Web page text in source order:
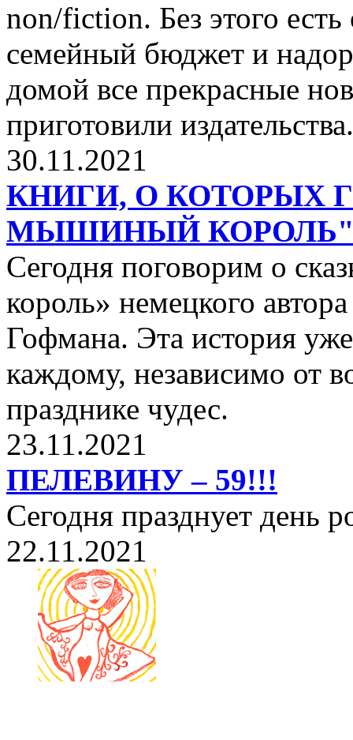
non/fiction. Без этого есть
семейный бюджет и
домой все прекрасные
приготовили издательства.
30.11.2021
КНИГИ, О КОТОРЫХ
МЫШИНЫЙ
Сегодня поговорим о
король» немецкого
Гофмана. Эта история
каждому, независимо от
празднике чудес.
23.11.2021
ПЕЛЕВИНУ – 59!!!
Сегодня празднует день
22.11.2021